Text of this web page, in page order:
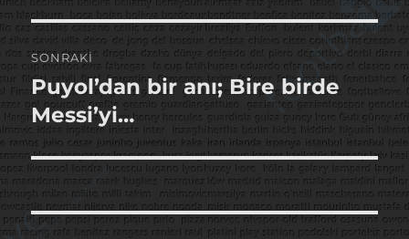
SONRAKI
Sonraki
yazı:
Puyol’dan bir anı; Bire birde
Messi’yi…